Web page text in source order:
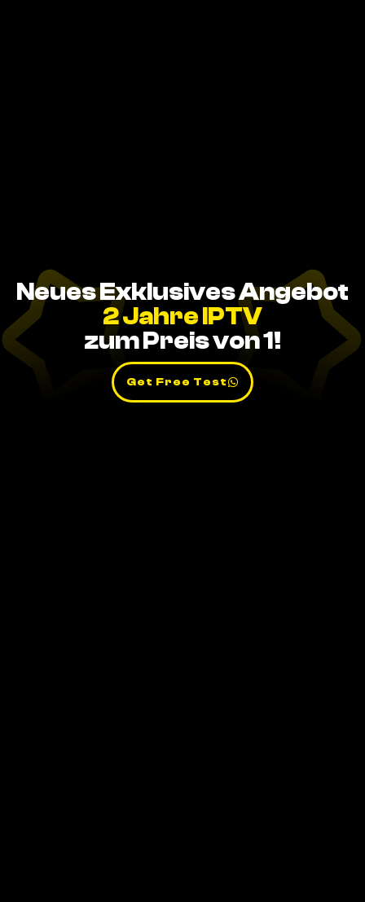
Neues Exklusives Angebot
2 Jahre IPTV
zum Preis von 1!
Get Free Test